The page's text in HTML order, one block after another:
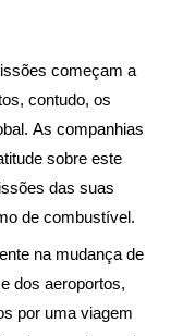
começam a
contudo, os
As companhias
sobre este
das suas
de combustível.
na mudança de
dos aeroportos,
por uma viagem